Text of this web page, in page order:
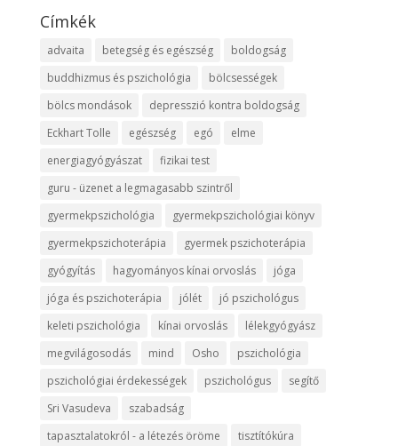
Címkék
advaita betegség és egészség
boldogság
buddhizmus és pszichológia
bölcsességek
bölcs mondások
depresszió kontra boldogság
Eckhart Tolle
egészség egó
elme
energiagyógyászat
fizikai test
guru - üzenet a legmagasabb szintről
gyermekpszichológia
gyermekpszichológiai könyv
gyermekpszichoterápia
gyermek pszichoterápia
gyógyítás
hagyományos kínai orvoslás
jóga
jóga és pszichoterápia
jólét
jó pszichológus
keleti pszichológia
kínai orvoslás
lélekgyógyász
megvilágosodás
mind Osho
pszichológia
pszichológiai érdekességek
pszichológus
segítő
Sri Vasudeva
szabadság
tapasztalatokról - a létezés öröme
tisztítókúra